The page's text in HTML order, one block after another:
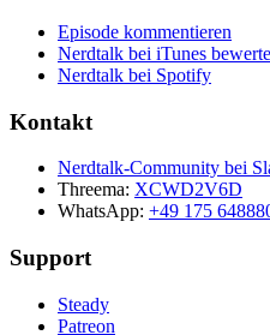
Episode kommentieren
Nerdtalk bei iTunes
Nerdtalk bei Spotify
Kontakt
Nerdtalk-Community bei
Threema: XCWD2V6D
WhatsApp: +49 175
Support
Steady
Patreon